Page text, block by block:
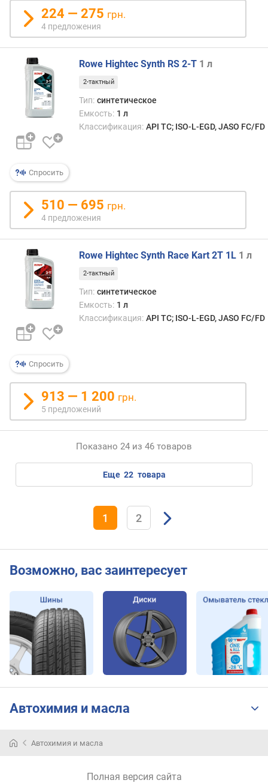
224 — 275 грн.
4 предложения
Спросить
Rowe Hightec Synth RS 2-T 1 л
2-тактный
Тип: синтетическое
Емкость: 1 л
Классификация: API TC; ISO-L-EGD, JASO FC/FD
510 — 695 грн.
4 предложения
Спросить
Rowe Hightec Synth Race Kart 2T 1L 1 л
2-тактный
Тип: синтетическое
Емкость: 1 л
Классификация: API TC; ISO-L-EGD, JASO FC/FD
913 — 1 200 грн.
5 предложений
Показано 24 из 46 товаров
еще 22 товара
1 2
Возможно, вас заинтересует
Автохимия и масла
Автохимия и масла
Полная версия сайта